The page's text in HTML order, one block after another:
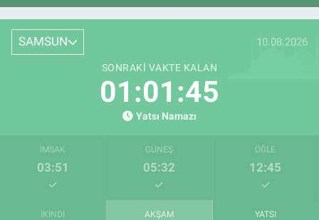
SAMSUN 10.08.2026
SONRAKI VAKTE KALAN
01:01:44
Yatsı Namazı
İMSAK
03:51
GÜNEŞ
05:32
ÖĞLE
12:45
İKINDI AKŞAM YATSI